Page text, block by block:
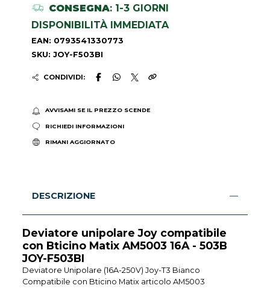
CONSEGNA: 1-3 GIORNI
DISPONIBILITÀ IMMEDIATA
EAN: 0793541330773
SKU: JOY-F503BI
CONDIVIDI:
AVVISAMI SE IL PREZZO SCENDE
RICHIEDI INFORMAZIONI
RIMANI AGGIORNATO
DESCRIZIONE
Deviatore unipolare Joy compatibile
con Bticino Matix AM5003 16A - 503B
JOY-F503BI
Deviatore Unipolare (16A-250V) Joy-T3 Bianco
Compatibile con Bticino Matix articolo AM5003